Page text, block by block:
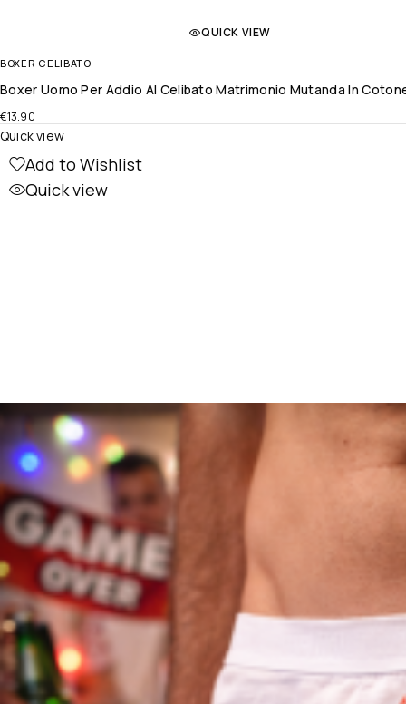
QUICK VIEW
BOXER CELIBATO
Boxer Uomo Per Addio Al Celibato Matrimonio Mutanda In
€13.90
Add to Wishlist
Quick view
Quick view